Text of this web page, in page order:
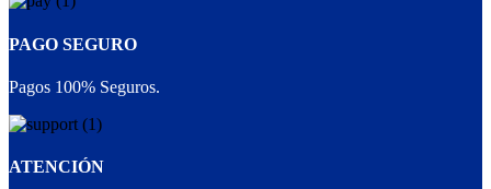
PAGO SEGURO
Pagos 100% Seguros.
ATENCIÓN